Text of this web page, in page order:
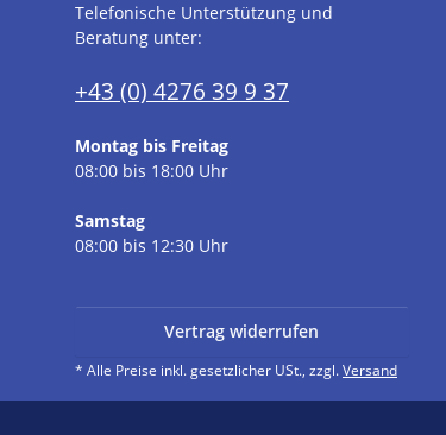
Telefonische Unterstützung und
Beratung unter:
+43 (0) 4276 39 9 37
Montag bis Freitag
08:00 bis 18:00 Uhr
Samstag
08:00 bis 12:30 Uhr
Vertrag widerrufen
* Alle Preise inkl. gesetzlicher USt., zzgl.Versand